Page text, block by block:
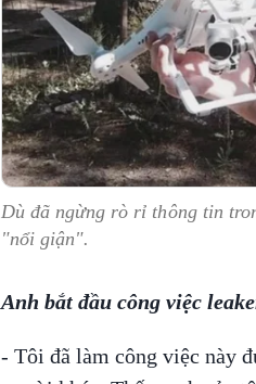
Dù đã ngừng rò rỉ thông tin
"nổi giận".
Anh bắt đầu công việc
- Tôi đã làm công việc này